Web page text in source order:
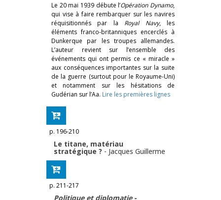
Le 20 mai 1939 débute l’Opération Dynamo,
qui vise à faire rembarquer sur les navires
réquisitionnés par la Royal Navy, les
éléments franco-britanniques encerclés à
Dunkerque par les troupes allemandes.
L’auteur revient sur l’ensemble des
événements qui ont permis ce « miracle »
aux conséquences importantes sur la suite
de la guerre (surtout pour le Royaume-Uni)
et notamment sur les hésitations de
Gudérian sur l’Aa. Lire les premières lignes
p. 196-210
Le titane, matériau
stratégique ? - Jacques Guillerme
p. 211-217
Politique et diplomatie -